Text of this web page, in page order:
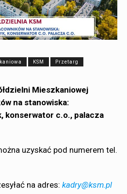
KSM Przetarg
Mieszkaniowej
na stanowiska:
konserwator c.o., palacza
uzyskać pod numerem tel.
na adres: kadry@ksm.pl